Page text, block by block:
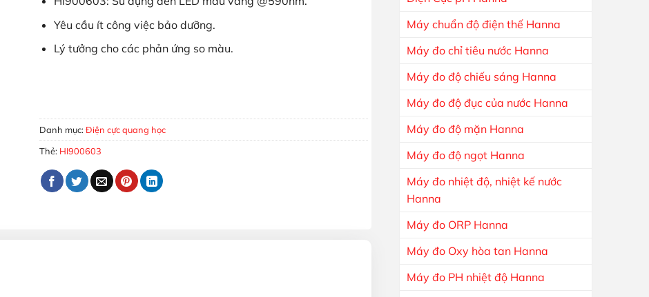
Máy chuẩn độ điện thế Hanna
Máy đo chỉ tiêu nước Hanna
Máy đo độ chiếu sáng Hanna
Máy đo độ đục của nước Hanna
Máy đo độ mặn Hanna
Máy đo độ ngọt Hanna
Máy đo nhiệt độ, nhiệt kế nước
Hanna
Máy đo ORP Hanna
Máy đo Oxy hòa tan Hanna
Máy đo PH nhiệt độ Hanna
Yêu cầu ít công việc bảo dưỡng.
Lý tưởng cho các phản ứng so màu.
Điện Cực Quang Học Đèn LED Màu Vàng Dùng Cho Máy Chuẩn Độ HI900603 số lượng
Danh mục:Điện cực quang học
Thẻ: HI900603